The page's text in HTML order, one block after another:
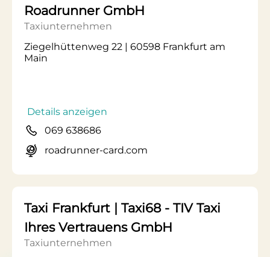
Roadrunner GmbH
Taxiunternehmen
Ziegelhüttenweg 22 | 60598 Frankfurt am
Main
Details anzeigen
069 638686
roadrunner-card.com
Taxi Frankfurt | Taxi68 - TIV Taxi
Ihres Vertrauens GmbH
Taxiunternehmen